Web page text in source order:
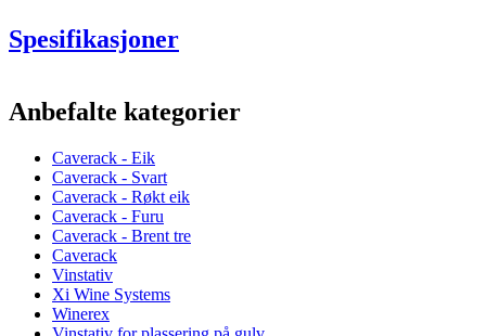
Spesifikasjoner
ProduktnummerCAVERACKSET10OAK
Generell
LeveringMontert
Produsent Caverack
FinishEik
Flasker
Antall flasker (Bordeaux)
FlasketypeBordeaux, Burgunder, Champagne, Riesling
Anbefalte kategorier
Caverack - Eik
Caverack - Svart
Caverack - Røkt eik
Caverack - Furu
Caverack - Brent tre
Caverack
Vinstativ
Xi Wine Systems
Winerex